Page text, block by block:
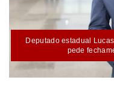
Deputado estadual
pede